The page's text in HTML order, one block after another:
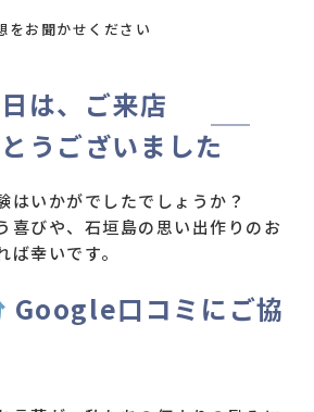
をお聞かせください
は、ご来店
うございました
はいかがでしたでしょうか？
喜びや、石垣島の思い出作りのお
幸いです。
Google口コミにご協